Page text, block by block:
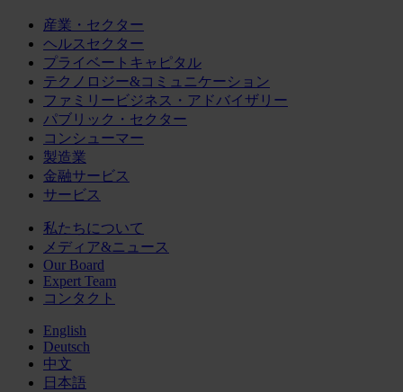
産業・セクター
ヘルスセクター
プライベートキャピタル
テクノロジー&コミュニケーション
ファミリービジネス・アドバイザリー
パブリック・セクター
コンシューマー
製造業
金融サービス
サービス
私たちについて
メディア&ニュース
Our Board
Expert Team
コンタクト
English
Deutsch
中文
日本語